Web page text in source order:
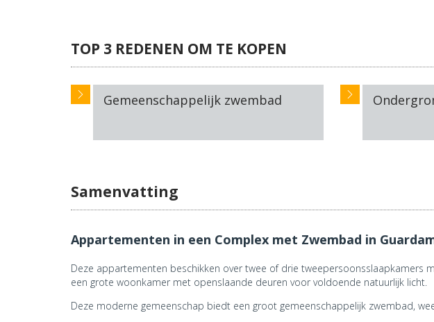
TOP 3 REDENEN OM TE KOPEN
Gemeenschappelijk zwembad
Samenvatting
Appartementen in een Complex met Zwembad in
Deze appartementen beschikken over twee of drie tweepersoonsslaapkamers
een grote woonkamer met openslaande deuren voor voldoende natuurlijk licht.
Deze moderne gemeenschap biedt een groot gemeenschappelijk zwembad,